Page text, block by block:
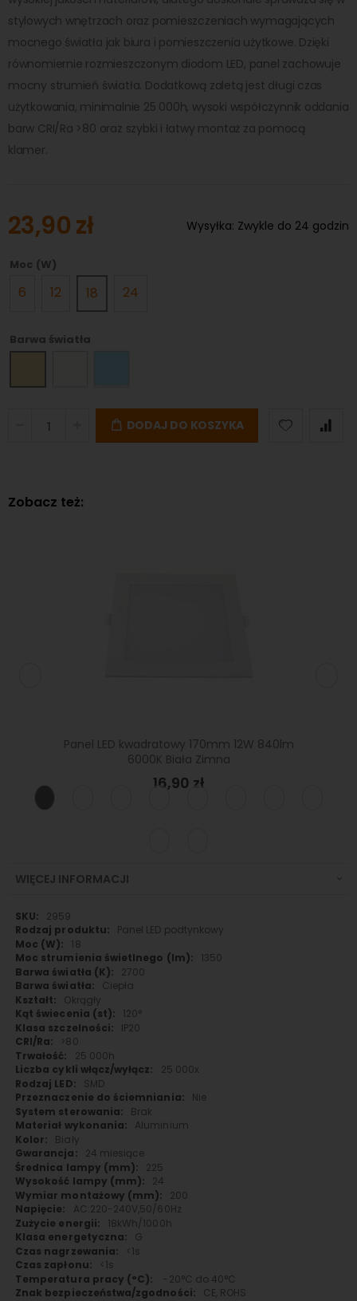
stylowych wnętrzach oraz pomieszczeniach wymagających
mocnego światła jak biura i pomieszczenia użytkowe. Dzięki
równomiernie rozmieszczonym diodom LED, panel zachowuje
mocny strumień światła. Dodatkową zaletą jest długi czas
użytkowania, minimalnie 25 000h, wysoki współczynnik oddania
barw CRI/Ra >80 oraz szybki i łatwy montaż za pomocą
klamer.
23,90 zł Wysyłka: Zwykle do 24 godzin
Moc (W)
6 12 18 24
Barwa światła
DODAJ DO KOSZYKA
Zobacz też:
Panel LED kwadratowy 170mm 12W 840lm
6000K Biała Zimna
16,90 zł
WIĘCEJ INFORMACJI
Więcej
informacji
2959
Panel LED podtynkowy
18
1350
2700
Ciepła
Okrągły
120°
IP20
>80
25 000h
25 000x
SMD
Nie
Brak
Aluminium
Biały
24 miesiące
225
24
200
AC:220-240V,50/60Hz
18kWh/1000h
G
<1s
<1s
-20°C do 40°C
CE, ROHS